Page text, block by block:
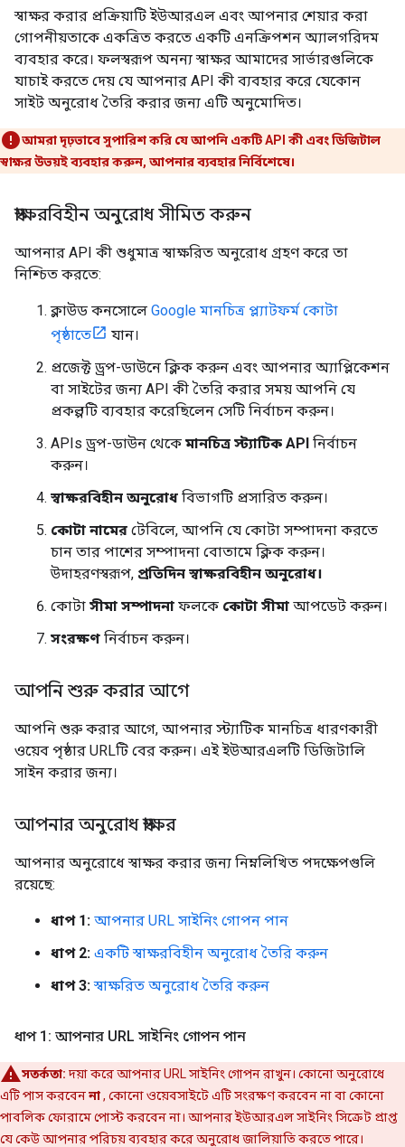
স্বাক্ষর করার প্রক্রিয়াটি ইউআরএল এবং আপনার শেয়ার করা
গোপনীয়তাকে একত্রিত করতে একটি এনক্রিপশন অ্যালগরিদম
ব্যবহার করে। ফলস্বরূপ অনন্য স্বাক্ষর আমাদের সার্ভারগুলিকে
যাচাই করতে দেয় যে আপনার API কী ব্যবহার করে যেকোন
সাইট অনুরোধ তৈরি করার জন্য এটি অনুমোদিত।
আমরা দৃঢ়ভাবে সুপারিশ করি যে আপনি একটি API কী এবং ডিজিটাল
স্বাক্ষর উভয়ই ব্যবহার করুন, আপনার ব্যবহার নির্বিশেষে।
স্বাক্ষরবিহীন অনুরোধ সীমিত করুন
আপনার API কী শুধুমাত্র স্বাক্ষরিত অনুরোধ গ্রহণ করে তা
নিশ্চিত করতে:
ক্লাউড কনসোলে Google মানচিত্র প্ল্যাটফর্ম কোটা
পৃষ্ঠাতে
যান।
প্রজেক্ট ড্রপ-ডাউনে ক্লিক করুন এবং আপনার অ্যাপ্লিকেশন
বা সাইটের জন্য API কী তৈরি করার সময় আপনি যে
প্রকল্পটি ব্যবহার করেছিলেন সেটি নির্বাচন করুন।
APIs ড্রপ-ডাউন থেকে মানচিত্র স্ট্যাটিক API নির্বাচন
করুন।
স্বাক্ষরবিহীন অনুরোধ বিভাগটি প্রসারিত করুন।
কোটা নামের টেবিলে, আপনি যে কোটা সম্পাদনা করতে
চান তার পাশের সম্পাদনা বোতামে ক্লিক করুন।
উদাহরণস্বরূপ, প্রতিদিন স্বাক্ষরবিহীন অনুরোধ।
কোটা সীমা সম্পাদনা ফলকে কোটা সীমা আপডেট করুন।
সংরক্ষণ নির্বাচন করুন।
আপনি শুরু করার আগে
আপনি শুরু করার আগে, আপনার স্ট্যাটিক মানচিত্র ধারণকারী
ওয়েব পৃষ্ঠার URLটি বের করুন। এই ইউআরএলটি ডিজিটালি
সাইন করার জন্য।
আপনার অনুরোধ স্বাক্ষর
আপনার অনুরোধে স্বাক্ষর করার জন্য নিম্নলিখিত পদক্ষেপগুলি
রয়েছে:
ধাপ 1: আপনার URL সাইনিং গোপন পান
ধাপ 2: একটি স্বাক্ষরবিহীন অনুরোধ তৈরি করুন
ধাপ 3: স্বাক্ষরিত অনুরোধ তৈরি করুন
ধাপ 1: আপনার URL সাইনিং গোপন পান
সতর্কতা: দয়া করে আপনার URL সাইনিং গোপন রাখুন। কোনো অনুরোধে
এটি পাস করবেননা, কোনো ওয়েবসাইটে এটি সংরক্ষণ করবেন না বা কোনো
পাবলিক ফোরামে পোস্ট করবেন না। আপনার ইউআরএল সাইনিং সিক্রেট প্রাপ্ত
যে কেউ আপনার পরিচয় ব্যবহার করে অনুরোধ জালিয়াতি করতে পারে।